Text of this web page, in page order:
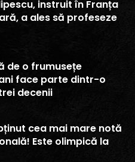
instruit în Franța
a ales să profeseze
de o frumusețe
face parte dintr-o
decenii
cea mai mare notă
Este olimpică la